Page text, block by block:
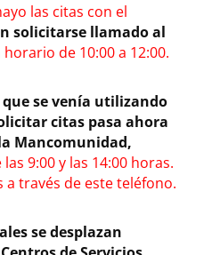
las citas con el
solicitarse llamado al
de 10:00 a 12:00.
que se venía utilizando
citas pasa ahora
Mancomunidad,
9:00 y las 14:00 horas.
a través de este teléfono.
se desplazan